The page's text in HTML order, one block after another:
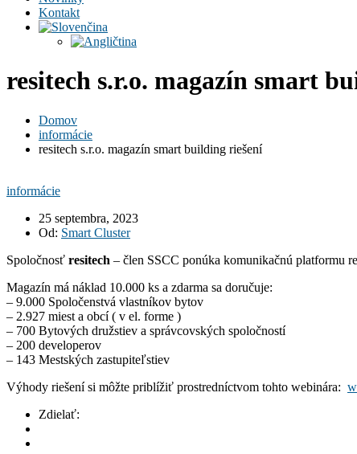
Kontakt
resitech s.r.o. magazín smart
Domov
informácie
resitech s.r.o. magazín smart building riešení
informácie
25 septembra, 2023
Od: Smart Cluster
Spoločnosť resitech – člen SSCC ponúka komunikačnú platformu
Magazín má náklad 10.000 ks a zdarma sa doručuje:
– 9.000 Spoločenstvá vlastníkov bytov
– 2.927 miest a obcí ( v el. forme )
– 700 Bytových družstiev a správcovských spoločností
– 200 developerov
– 143 Mestských zastupiteľstiev
Výhody riešení si môžte priblížiť prostredníctvom tohto webinára:
Zdielať: